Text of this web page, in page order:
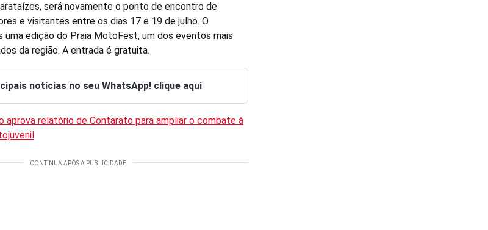
será novamente o ponto de encontro de
e visitantes entre os dias 17 e 19 de julho. O
uma edição do Praia MotoFest, um dos eventos mais
da região. A entrada é gratuita.
notícias no seu WhatsApp! clique aqui
aprova relatório de Contarato para ampliar o combate à